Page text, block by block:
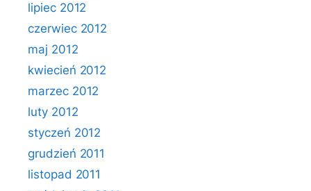
lipiec 2012
czerwiec 2012
maj 2012
kwiecień 2012
marzec 2012
luty 2012
styczeń 2012
grudzień 2011
listopad 2011